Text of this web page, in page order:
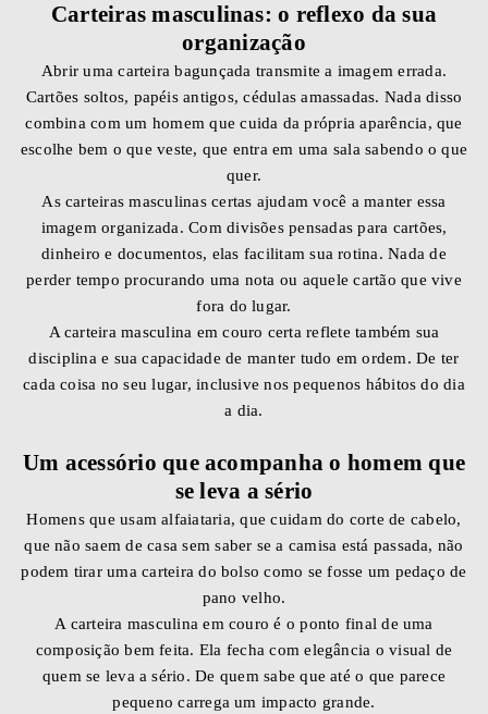
Carteiras masculinas: o reflexo da sua
organização
Abrir uma carteira bagunçada transmite a imagem errada.
Cartões soltos, papéis antigos, cédulas amassadas. Nada disso
combina com um homem que cuida da própria aparência, que
escolhe bem o que veste, que entra em uma sala sabendo o que
quer.
As carteiras masculinas certas ajudam você a manter essa
imagem organizada. Com divisões pensadas para cartões,
dinheiro e documentos, elas facilitam sua rotina. Nada de
perder tempo procurando uma nota ou aquele cartão que vive
fora do lugar.
A carteira masculina em couro certa reflete também sua
disciplina e sua capacidade de manter tudo em ordem. De ter
cada coisa no seu lugar, inclusive nos pequenos hábitos do dia
a dia.
Um acessório que acompanha o homem que
se leva a sério
Homens que usam alfaiataria, que cuidam do corte de cabelo,
que não saem de casa sem saber se a camisa está passada, não
podem tirar uma carteira do bolso como se fosse um pedaço de
pano velho.
A carteira masculina em couro é o ponto final de uma
composição bem feita. Ela fecha com elegância o visual de
quem se leva a sério. De quem sabe que até o que parece
pequeno carrega um impacto grande.